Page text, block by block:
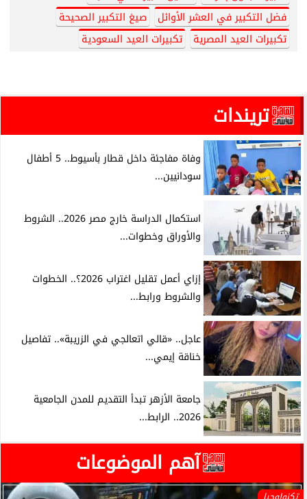
فضل التكبير في العشر الأوائل
صيغ التكبير الصحيحة
تكبيرات العيد المصرية
تكبيرات العيد السعودية
تريندات
وفاة مفاجئة داخل قطار بأسيوط.. 5 أطفال
سودانيين...
استكمال الدراسة خارج مصر 2026.. الشروط
والأوراق وخطوات...
إزاي أعمل تقليل اغتراب 2026؟.. الخطوات
والشروط ورابط...
عاجل.. «قالي اتعالجي في الزريبة».. تفاصيل
خناقة إيمي...
جامعة الأزهر تبدأ التقديم للمدن الجامعية
2026.. الرابط...
آهم الموضوعات